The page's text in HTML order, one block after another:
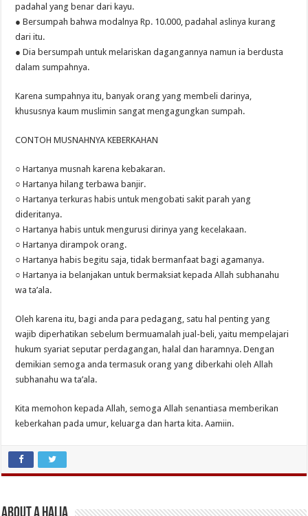
padahal yang benar dari kayu.
● Bersumpah bahwa modalnya Rp. 10.000, padahal aslinya kurang
dari itu.
● Dia bersumpah untuk melariskan dagangannya namun ia berdusta
dalam sumpahnya.
Karena sumpahnya itu, banyak orang yang membeli darinya,
khususnya kaum muslimin sangat mengagungkan sumpah.
CONTOH MUSNAHNYA KEBERKAHAN
○ Hartanya musnah karena kebakaran.
○ Hartanya hilang terbawa banjir.
○ Hartanya terkuras habis untuk mengobati sakit parah yang
dideritanya.
○ Hartanya habis untuk mengurusi dirinya yang kecelakaan.
○ Hartanya dirampok orang.
○ Hartanya habis begitu saja, tidak bermanfaat bagi agamanya.
○ Hartanya ia belanjakan untuk bermaksiat kepada Allah subhanahu
wa ta’ala.
Oleh karena itu, bagi anda para pedagang, satu hal penting yang
wajib diperhatikan sebelum bermuamalah jual-beli, yaitu mempelajari
hukum syariat seputar perdagangan, halal dan haramnya. Dengan
demikian semoga anda termasuk orang yang diberkahi oleh Allah
subhanahu wa ta’ala.
Kita memohon kepada Allah, semoga Allah senantiasa memberikan
keberkahan pada umur, keluarga dan harta kita. Aamiin.